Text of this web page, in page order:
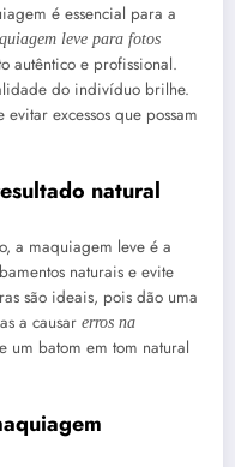
é essencial para a
leve para fotos
autêntico e profissional.
do indivíduo brilhe.
excessos que possam
natural
a maquiagem leve é a
naturais e evite
são ideais, pois dão uma
a causar erros na
um batom em tom natural